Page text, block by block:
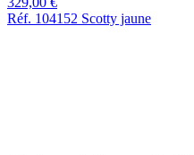
Réf. 104152 Scotty jaune